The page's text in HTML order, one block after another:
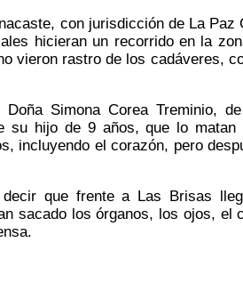
con jurisdicción de La Paz
hicieran un recorrido en la
vieron rastro de los cadáveres,
Simona Corea Treminio,
su hijo de 9 años, que lo
incluyendo el corazón, pero
que frente a Las Brisas
sacado los órganos, los ojos, el